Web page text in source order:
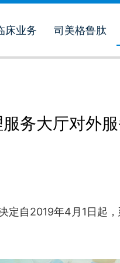
床业务 司美格鲁肽
务大厅对外
定自2019年4月1日起